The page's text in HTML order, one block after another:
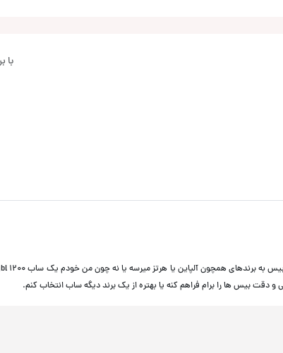
با
بیس ها را برام فراهم کنه یا بهتره از یک برند دیگه ساب انتخاب کنم.